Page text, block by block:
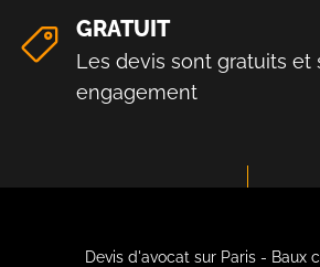
GRATUIT
Les devis sont gratuits et
engagement
Devis d'avocat sur Paris - Baux